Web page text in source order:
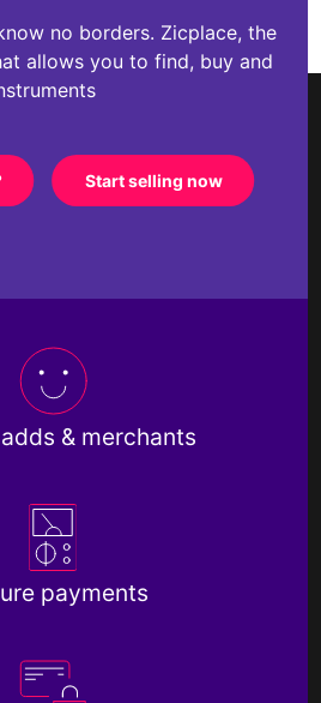
no borders. Zicplace, the
allows you to find, buy and
Start selling now
& merchants
payments